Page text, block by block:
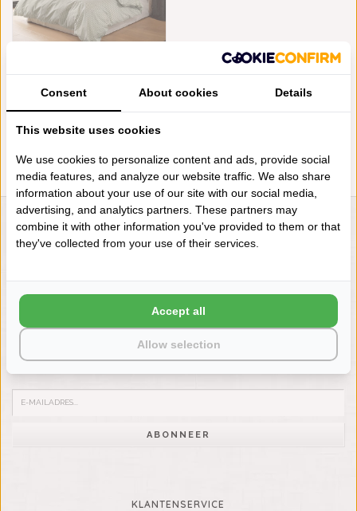
€290,00
LIENSLINNENWINKEL.NL
NIEUWSBRIEF
Wilt u op de hoogte blijven?
ABONNEER
KLANTENSERVICE
Consent About cookies Details
This website uses cookies
We use cookies to personalize content and ads, provide social
media features, and analyze our website traffic. We also share
information about your use of our site with our social media,
advertising, and analytics partners. These partners may
combine it with other information you've provided to them or that
they've collected from your use of their services.
Allow selection
Accept all